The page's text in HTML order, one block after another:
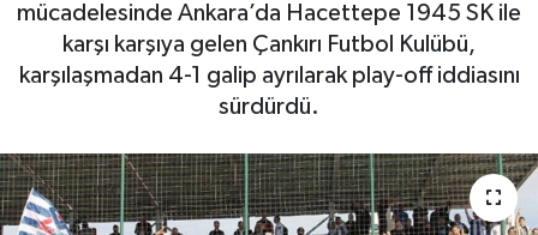
mücadelesinde Ankara’da Hacettepe 1945 SK ile
karşı karşıya gelen Çankırı Futbol Kulübü,
karşılaşmadan 4-1 galip ayrılarak play-off iddiasını
sürdürdü.
SPOR
YAŞAM
ÇEVRE
Tüm Manşetler
Son Dakika Haberleri
Haber Arşivi